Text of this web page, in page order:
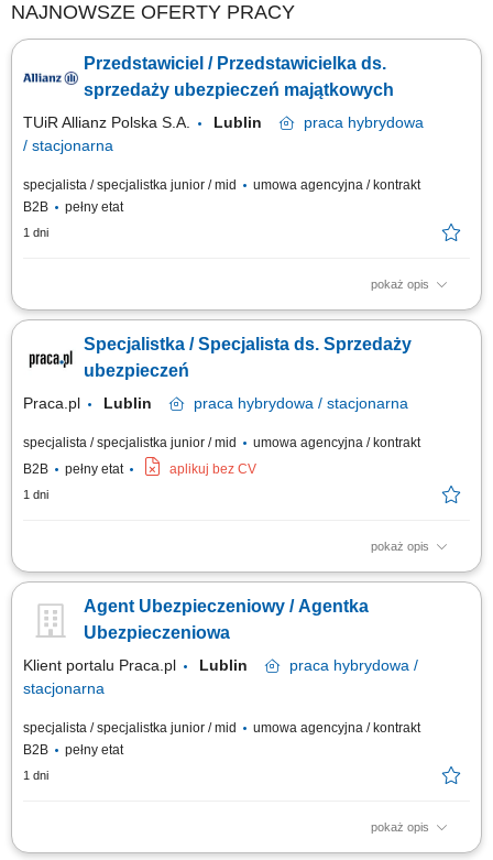
NAJNOWSZE OFERTY PRACY
Przedstawiciel / Przedstawicielka ds.
sprzedaży ubezpieczeń majątkowych
TUiR Allianz Polska S.A. Lublin praca hybrydowa
/ stacjonarna
specjalista / specjalistka junior / mid
umowa agencyjna / kontrakt
B2B
pełny etat
1 dni
pokaż opis
Zakres obowiązków: Budowanie i rozwijanie relacji z klientami; Analiza
Prowadzenie spotkań online i stacjonarnych; Rozwijanie własnego
portfela klientów; Aktywne pozyskiwanie nowych kontaktów biznesowych;
Specjalistka / Specjalista ds. Sprzedaży
ubezpieczeń
Praca.pl Lublin praca hybrydowa / stacjonarna
specjalista / specjalistka junior / mid
umowa agencyjna / kontrakt
B2B
pełny etat aplikuj bez CV
1 dni
pokaż opis
Zadania Tworzenie i pielęgnowanie trwałych więzi biznesowych.
dedykowanych rozwiązań polisowych. Organizowanie oraz prowadzenie
prezentacji i konsultacji w trybie online oraz stacjonarnie. Samodzielne
Agent Ubezpieczeniowy / Agentka
Ubezpieczeniowa
Klient portalu Praca.pl Lublin praca hybrydowa /
stacjonarna
specjalista / specjalistka junior / mid
umowa agencyjna / kontrakt
B2B
pełny etat
1 dni
pokaż opis
Budowanie i pozyskiwanie własnego portfela klientów oraz relacji